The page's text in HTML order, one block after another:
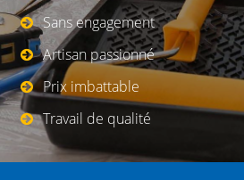
Sans engagement
Artisan passionné
Prix imbattable
Travail de qualité